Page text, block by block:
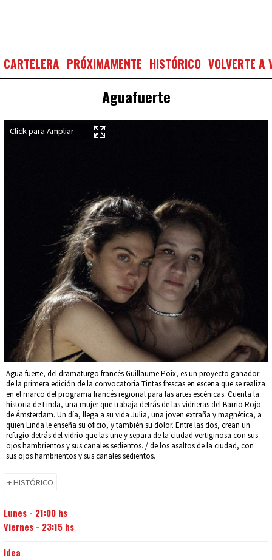
CARTELERA PRÓXIMAMENTE HISTÓRICO VOLVERTE A
Aguafuerte
Agua fuerte, del dramaturgo francés Guillaume Poix, es un proyecto ganador
de la primera edición de la convocatoria Tintas frescas en escena que se realiza
en el marco del programa francés regional para las artes escénicas. Cuenta la
historia de Linda, una mujer que trabaja detrás de las vidrieras del Barrio Rojo
de Ámsterdam. Un día, llega a su vida Julia, una joven extraña y magnética, a
quien Linda le enseña su oficio, y también su dolor. Entre las dos, crean un
refugio detrás del vidrio que las une y separa de la ciudad vertiginosa con sus
ojos hambrientos y sus canales sedientos. / de los asaltos de la ciudad, con
sus ojos hambrientos y sus canales sedientos.
+ HISTÓRICO
Lunes - 21:00 hs
Viernes - 23:15 hs
Idea